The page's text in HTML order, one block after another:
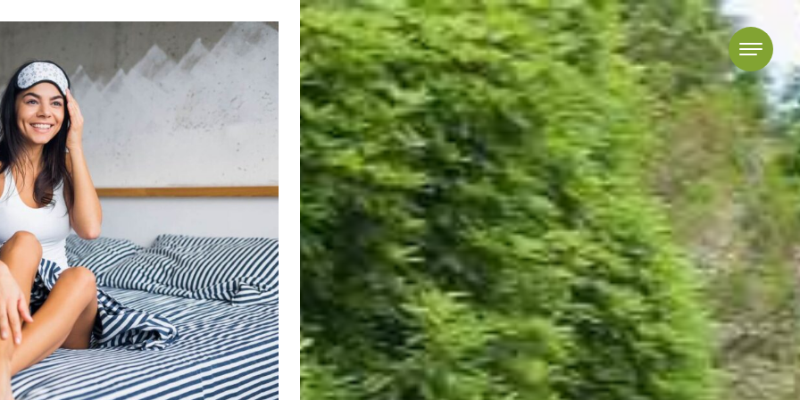
Szukaj
Kategorie
Wnętrza
Ogrodzenia
Ogrody
Kuchnia
Najpopularniejsze posty